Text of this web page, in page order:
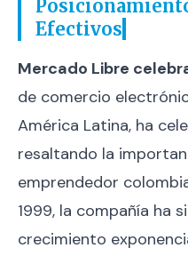
Efectivos
Mercado Libre
de comercio
América Latina, ha
resaltando la
emprendedor
1999, la compañía ha
crecimiento